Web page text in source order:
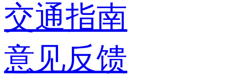
交通指南
意见反馈